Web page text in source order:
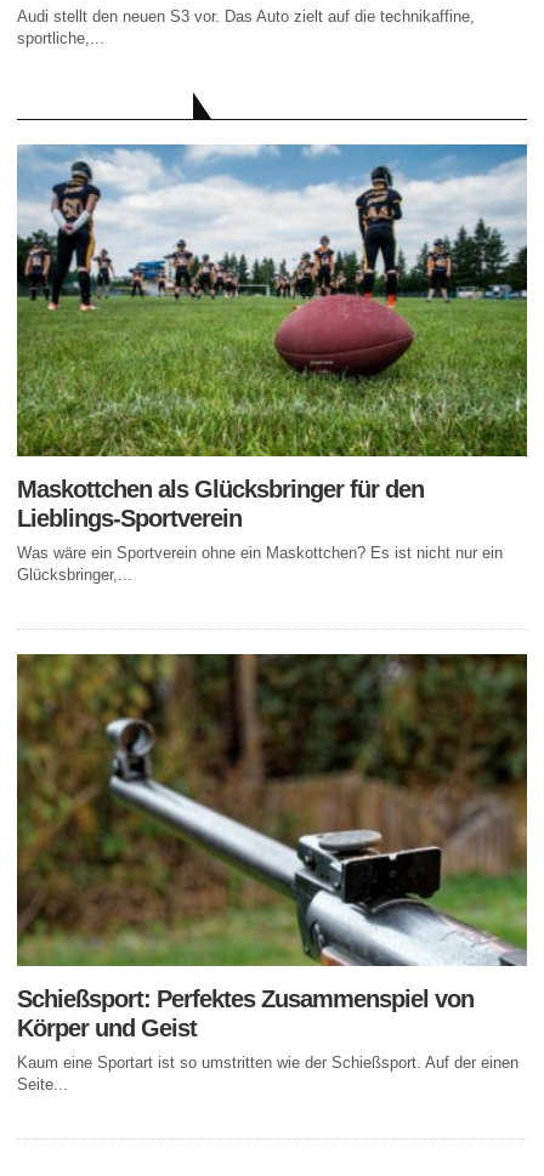
Audi stellt den neuen S3 vor. Das Auto zielt auf die technikaffine,
sportliche,...
Maskottchen als Glücksbringer für den
Lieblings-Sportverein
Was wäre ein Sportverein ohne ein Maskottchen? Es ist nicht nur ein
Glücksbringer,...
Schießsport: Perfektes Zusammenspiel von
Körper und Geist
Kaum eine Sportart ist so umstritten wie der Schießsport. Auf der einen
Seite...